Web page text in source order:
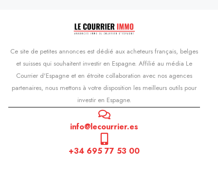
Ce site de petites annonces est dédié aux acheteurs français, belges
et suisses qui souhaitent investir en Espagne. Affilié au média Le
Courrier d'Espagne et en étroite collaboration avec nos agences
partenaires, nous mettons à votre disposition les meilleurs outils pour
investir en Espagne.
info@lecourrier.es
+34 695 77 53 00